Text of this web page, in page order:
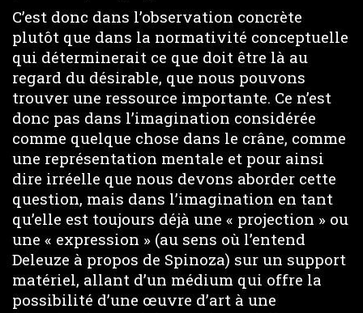
C’est donc dans l’observation concrète
plutôt que dans la normativité conceptuelle
qui déterminerait ce que doit être là au
regard du désirable, que nous pouvons
trouver une ressource importante. Ce n’est
donc pas dans l’imagination considérée
comme quelque chose dans le crâne, comme
une représentation mentale et pour ainsi
dire irréelle que nous devons aborder cette
question, mais dans l’imagination en tant
qu’elle est toujours déjà une « projection » ou
une « expression » (au sens où l’entend
Deleuze à propos de Spinoza) sur un support
matériel, allant d’un médium qui offre la
possibilité d’une œuvre d’art à une